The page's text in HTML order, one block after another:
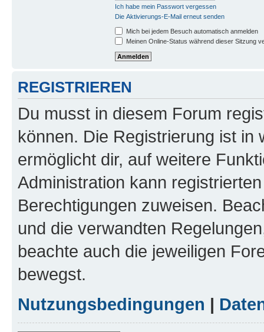
Ich habe mein Passwort vergessen
Die Aktivierungs-E-Mail erneut senden
Mich bei jedem Besuch automatisch anmelden
Meinen Online-Status während dieser Sitzung
REGISTRIEREN
Du musst in diesem Forum
können. Die Registrierung ist in
ermöglicht dir, auf weitere
Administration kann
Berechtigungen zuweisen.
und die verwandten
beachte auch die jeweiligen
bewegst.
Nutzungsbedingungen |